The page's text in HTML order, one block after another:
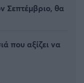
Σεπτέμβριο, θα
που αξίζει να